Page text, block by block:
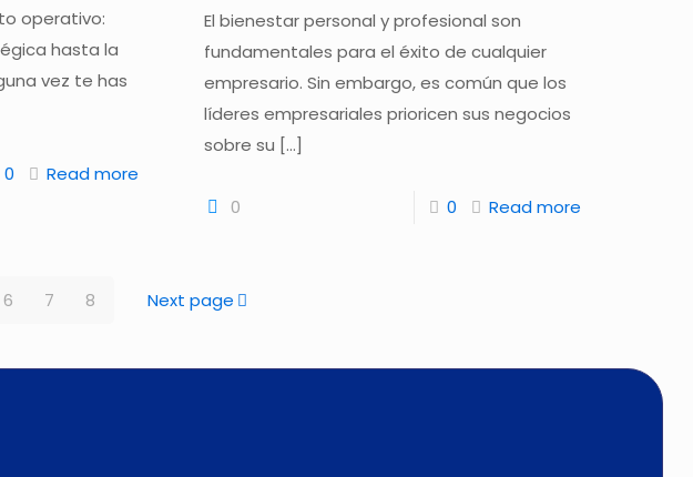
operativo:
hasta la
vez te has
0 Read more
El bienestar personal y profesional son
fundamentales para el éxito de cualquier
empresario. Sin embargo, es común que los
líderes empresariales prioricen sus negocios
sobre su […]
0 0 Read more
6 7 8 Next page